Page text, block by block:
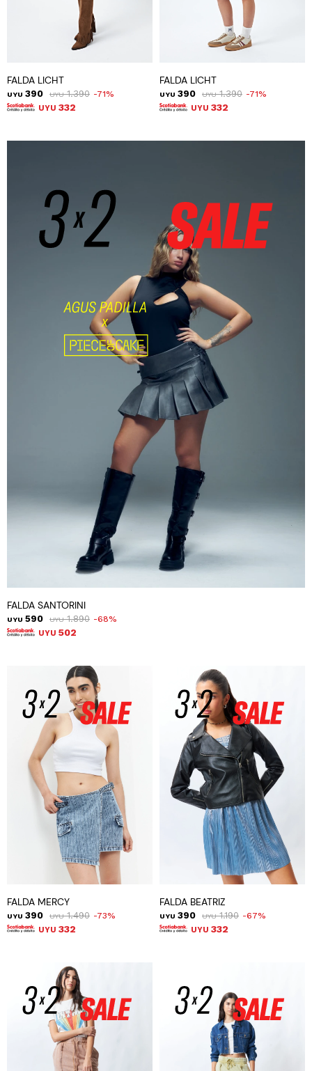
FALDA LICHT
UYU 390 UYU 1.390 71
UYU 332
FALDA LICHT
UYU 390 UYU 1.390 71
UYU 332
FALDA SANTORINI
UYU 590 UYU 1.890 68
UYU 502
FALDA MERCY
UYU 390 UYU 1.490 73
UYU 332
FALDA BEATRIZ
UYU 390 UYU 1.190 67
UYU 332